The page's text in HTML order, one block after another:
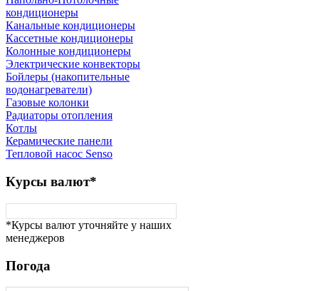
кондиционеры
Канальные кондиционеры
Кассетные кондиционеры
Колонные кондиционеры
Электрические конвекторы
Бойлеры (накопительные
водонагреватели)
Газовые колонки
Радиаторы отопления
Котлы
Керамические панели
Тепловой насос Senso
Курсы валют*
*Курсы валют уточняйте у наших
менеджеров
Погода